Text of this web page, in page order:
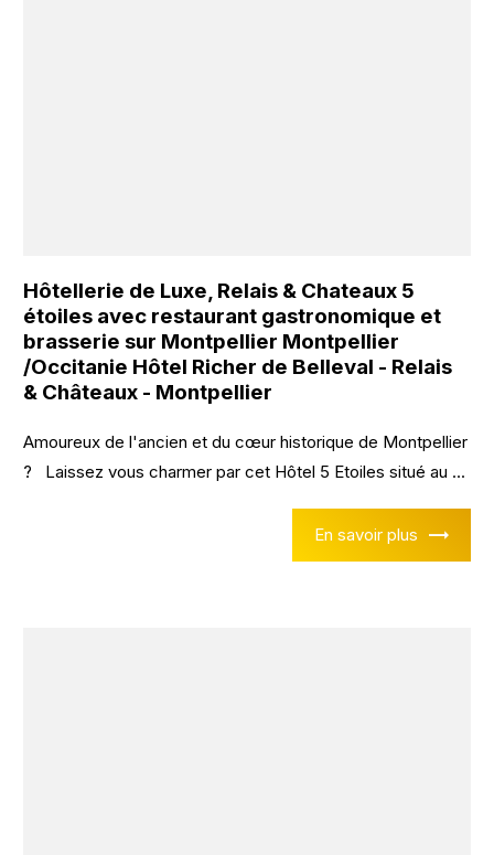
Hôtellerie de Luxe, Relais & Chateaux 5
étoiles avec restaurant gastronomique et
brasserie sur Montpellier Montpellier
/Occitanie Hôtel Richer de Belleval - Relais
& Châteaux - Montpellier
Amoureux de l'ancien et du cœur historique de Montpellier
? Laissez vous charmer par cet Hôtel 5 Etoiles situé au ...
En savoir plus